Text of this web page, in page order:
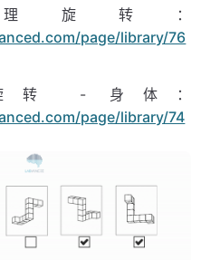
旋转：
page/library/76
转 - 身体：
page/library/74